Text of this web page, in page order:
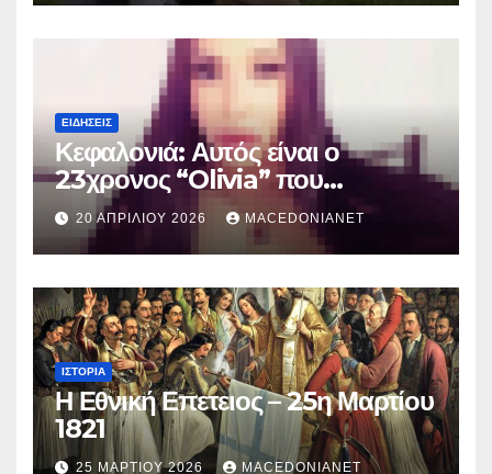
ΕΙΔΉΣΕΙΣ
Κεφαλονιά: Αυτός είναι ο
23χρονος “Olivia” που
κατηγορείται για τον θάνατο της
Μυρτούς
20 ΑΠΡΙΛΊΟΥ 2026 MACEDONIANET
ΙΣΤΟΡΊΑ
Η Εθνική Επετειος – 25η Μαρτίου
1821
25 ΜΑΡΤΊΟΥ 2026 MACEDONIANET